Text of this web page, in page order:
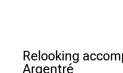
Relooking
Argentré